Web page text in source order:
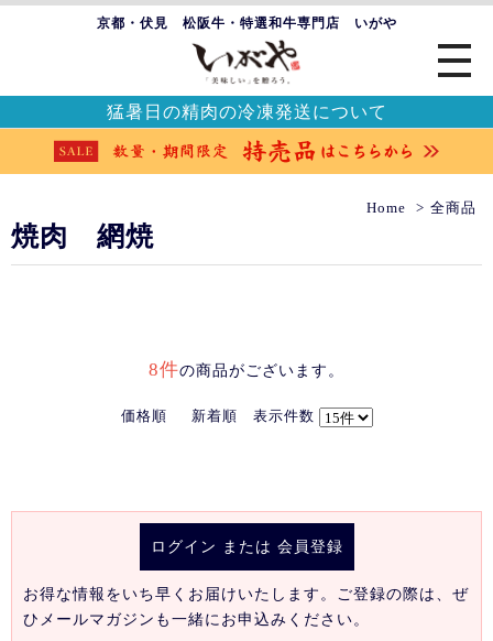
京都・伏見 松阪牛・特選和牛専門店 いがや
猛暑日の精肉の冷凍発送について
Home 全商品
焼肉 網焼
8件の商品がございます。
価格順 新着順 表示件数
ログイン または 会員登録
お得な情報をいち早くお届けいたします。ご登録の際は、ぜ
ひメールマガジンも一緒にお申込みください。